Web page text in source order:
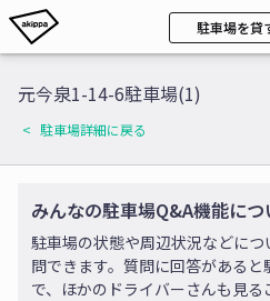
駐車場を貸
元今泉1-14-6駐車場(1)
駐車場詳細に戻る
みんなの駐車場Q&A機能につ
駐車場の状態や周辺状況などに
問できます。質問に回答がある
で、ほかのドライバーさんも見る